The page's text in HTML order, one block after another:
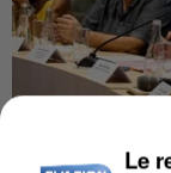
Le